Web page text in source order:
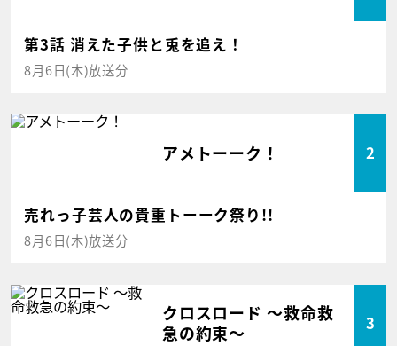
第3話 消えた子供と兎を追え！
8月6日(木)放送分
アメトーーク！ 2
売れっ子芸人の貴重トーーク祭り!!
8月6日(木)放送分
クロスロード ～救命救
急の約束～
3